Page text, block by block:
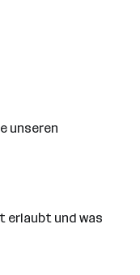
unseren
erlaubt und was